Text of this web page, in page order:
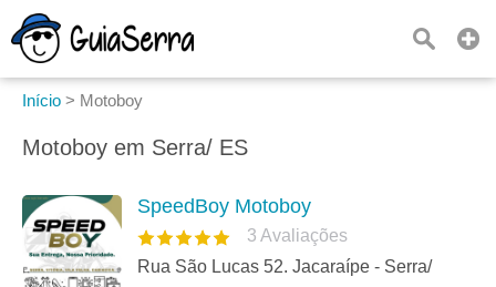
Início > Motoboy
Motoboy em Serra/ ES
SpeedBoy Motoboy
3 Avaliações
Rua São Lucas 52. Jacaraípe - Serra/